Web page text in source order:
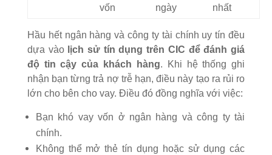
vốn
ngày
nhất
Hầu hết ngân hàng và công ty tài chính uy tín đều
dựa vào lịch sử tín dụng trên CIC để đánh giá
độ tin cậy của khách hàng. Khi hệ thống ghi
nhận bạn từng trả nợ trễ hạn, điều này tạo ra rủi ro
lớn cho bên cho vay. Điều đó đồng nghĩa với việc:
Bạn khó vay vốn ở ngân hàng và công ty tài
chính.
Không thể mở thẻ tín dụng hoặc sử dụng các